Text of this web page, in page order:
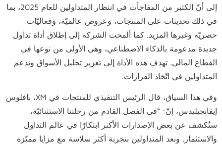
إلى أنّ الكثير من المفاجآت في انتظار المتداولين للعام 2025، بما
في ذلك تحديثات على المنتجات، وعروض عالميّة، وفعاليّات
حصريّة وغيرها المزيد. كما ألمحت الشركة إلى إطلاق أداة تداول
جديدة مدعومة بالذكاء الاصطناعي، وهي الأولى من نوعها في
القطاع المالي. تهدف هذه الأداة إلى تعزيز تحليل الأسواق وتدعم
المتداولين في اتّخاذ القرارات.
وفي هذا السياق، قال الرئيس التنفيذي للمنتجات في XM، بافلوس
إيفانجيليدس، إنّ: “فى الفصل القادم من رحلتنا الاستثنائيّة،
سنُكشف عن بعض الإصدارات الأكثر ابتكارًا في عالم التداول
والاستثمار. ونعد المتداولين بتجربة أكثر سلاسة مع مزايا مميّزة